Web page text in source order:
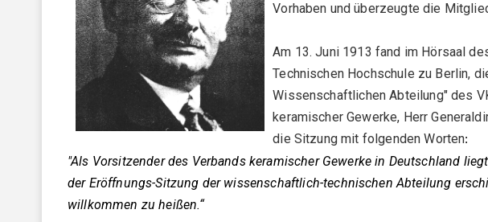
Sicherung guter wissenschaftlicher Praxis
Compliance Programm
Gender Equality Plan
DKG-Vertrauensperson
Forschung und Entwicklung
DKG-Cloud
Vorhaben und überzeugte die
Am 13. Juni 1913 fand im Hörsaal
Technischen Hochschule zu Berlin,
Wissenschaftlichen Abteilung" des
keramischer Gewerke, Herr
die Sitzung mit folgenden Worten:
"Als Vorsitzender des Verbands keramischer Gewerke in Deutschland
der Eröffnungs-Sitzung der wissenschaftlich-technischen Abteilung
willkommen zu heißen.“